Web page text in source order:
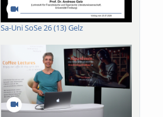
Sa-Uni SoSe 26 (13) Gelz